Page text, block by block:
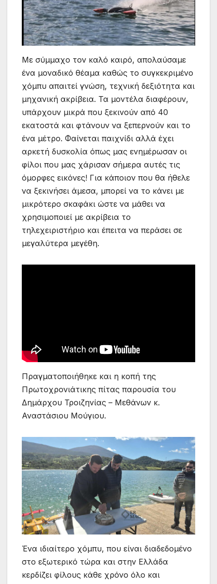
Με σύμμαχο τον καλό καιρό, απολαύσαμε
ένα μοναδικό θέαμα καθώς το συγκεκριμένο
χόμπυ απαιτεί γνώση, τεχνική δεξιότητα και
μηχανική ακρίβεια. Τα μοντέλα διαφέρουν,
υπάρχουν μικρά που ξεκινούν από 40
εκατοστά και φτάνουν να ξεπερνούν και το
ένα μέτρο. Φαίνεται παιχνίδι αλλά έχει
αρκετή δυσκολία όπως μας ενημέρωσαν οι
φίλοι που μας χάρισαν σήμερα αυτές τις
όμορφες εικόνες! Για κάποιον που θα ήθελε
να ξεκινήσει άμεσα, μπορεί να το κάνει με
μικρότερο σκαφάκι ώστε να μάθει να
χρησιμοποιεί με ακρίβεια το
τηλεχειριστήριο και έπειτα να περάσει σε
μεγαλύτερα μεγέθη.
Πραγματοποιήθηκε και η κοπή της
Πρωτοχρονιάτικης πίτας παρουσία του
Δημάρχου Τροιζηνίας – Μεθάνων κ.
Αναστάσιου Μούγιου.
Ένα ιδιαίτερο χόμπυ, που είναι διαδεδομένο
στο εξωτερικό τώρα και στην Ελλάδα
κερδίζει φίλους κάθε χρόνο όλο και